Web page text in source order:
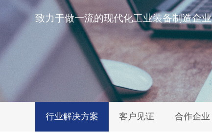
致力于做一流的现代化工业装备制造企业
行业解决方案 客户见证 合作企业